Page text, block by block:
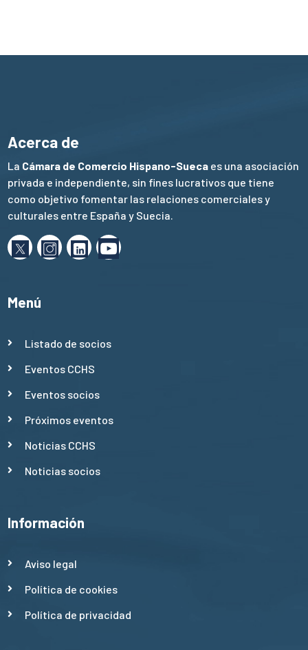
Acerca de
La Cámara de Comercio Hispano-Sueca es una asociación
privada e independiente, sin fines lucrativos que tiene
como objetivo fomentar las relaciones comerciales y
culturales entre España y Suecia.
Menú
Listado de socios
Eventos CCHS
Eventos socios
Próximos eventos
Noticias CCHS
Noticias socios
Información
Aviso legal
Política de cookies
Política de privacidad